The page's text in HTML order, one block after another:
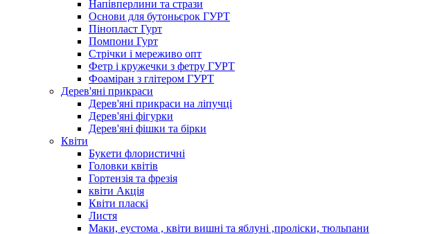
Напівперлини та стрази
Основи для бутоньєрок ГУРТ
Пінопласт Гурт
Помпони Гурт
Стрічки і мереживо опт
Фетр і кружечки з фетру ГУРТ
Фоаміран з глітером ГУРТ
Дерев'яні прикраси
Дерев'яні прикраси на ліпучці
Дерев'яні фігурки
Дерев'яні фішки та бірки
Квіти
Букети флористичні
Головки квітів
Гортензія та фрезія
квіти Акція
Квіти пласкі
Листя
Маки, еустома , квіти вишні та яблуні ,проліски, тюльпани